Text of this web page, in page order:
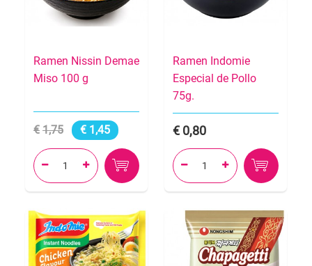
Ramen Nissin Demae
Miso 100 g
1,75 1,45
 
Ramen Indomie
Especial de Pollo
75g.
0,80
 